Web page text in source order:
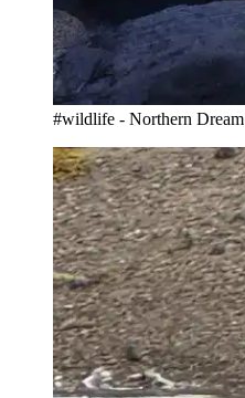
#wildlife - Northern Dream